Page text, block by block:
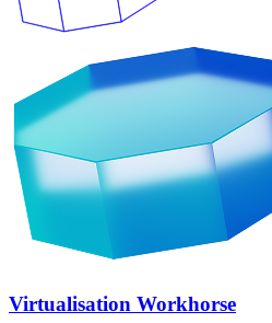
Virtualisation Workhorse